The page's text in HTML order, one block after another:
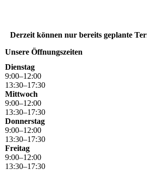
Derzeit können nur bereits geplante
Unsere Öffnungszeiten
Dienstag
9:00–12:00
13:30–17:30
Mittwoch
9:00–12:00
13:30–17:30
Donnerstag
9:00–12:00
13:30–17:30
Freitag
9:00–12:00
13:30–17:30